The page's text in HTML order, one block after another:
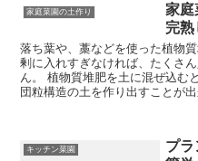
家庭菜園の土作り
家庭
完熟
落ち葉や、藁などを使った植物
剰に入れすぎなければ、たくさ
ん。 植物質堆肥を土に混ぜ込む
団粒構造の土を作り出すことが出
キッチン菜園
プラ